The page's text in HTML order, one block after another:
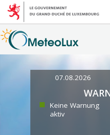
07.08.2026
Keine Warnung
aktiv